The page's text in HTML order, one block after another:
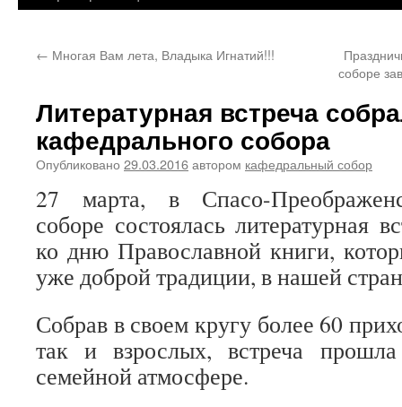
← Многая Вам лета, Владыка Игнатий!!!
соборе
Литературная встреча
кафедрального собора
Опубликовано 29.03.2016автором кафедральный собор
27 марта, в Спасо-
соборе состоялась литературная
ко дню Православной книги,
уже доброй традиции, в нашей
Собрав в своем кругу более 60
так и взрослых, встреча
семейной атмосфере.